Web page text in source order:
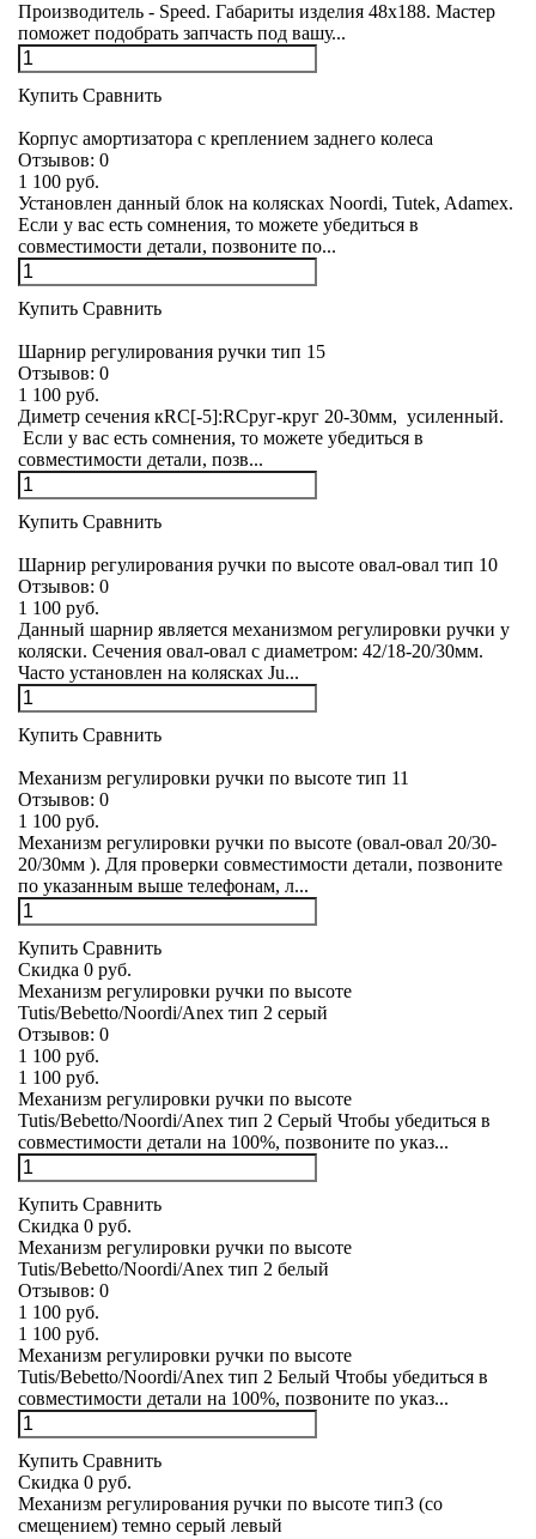
Производитель - Speed. Габариты изделия 48х188. Мастер
поможет подобрать запчасть под вашу...
Купить Сравнить
Корпус амортизатора с креплением заднего колеса
Отзывов: 0
1 100 руб.
Установлен данный блок на колясках Noordi, Tutek, Adamex.
Если у вас есть сомнения, то можете убедиться в
совместимости детали, позвоните по...
Купить Сравнить
Шарнир регулирования ручки тип 15
Отзывов: 0
1 100 руб.
Диметр сечения кRC[-5]:RCруг-круг 20-30мм, усиленный.
Если у вас есть сомнения, то можете убедиться в
совместимости детали, позв...
Купить Сравнить
Шарнир регулирования ручки по высоте овал-овал тип 10
Отзывов: 0
1 100 руб.
Данный шарнир является механизмом регулировки ручки у
коляски. Сечения овал-овал с диаметром: 42/18-20/30мм.
Часто установлен на колясках Ju...
Купить Сравнить
Механизм регулировки ручки по высоте тип 11
Отзывов: 0
1 100 руб.
Механизм регулировки ручки по высоте (овал-овал 20/30-
20/30мм ). Для проверки совместимости детали, позвоните
по указанным выше телефонам, л...
Купить Сравнить
Скидка 0 руб.
Механизм регулировки ручки по высоте
Tutis/Bebetto/Noordi/Anex тип 2 серый
Отзывов: 0
1 100 руб.
1 100 руб.
Механизм регулировки ручки по высоте
Tutis/Bebetto/Noordi/Anex тип 2 Серый Чтобы убедиться в
совместимости детали на 100%, позвоните по указ...
Купить Сравнить
Скидка 0 руб.
Механизм регулировки ручки по высоте
Tutis/Bebetto/Noordi/Anex тип 2 белый
Отзывов: 0
1 100 руб.
1 100 руб.
Механизм регулировки ручки по высоте
Tutis/Bebetto/Noordi/Anex тип 2 Белый Чтобы убедиться в
совместимости детали на 100%, позвоните по указ...
Купить Сравнить
Скидка 0 руб.
Механизм регулирования ручки по высоте тип3 (со
смещением) темно серый левый